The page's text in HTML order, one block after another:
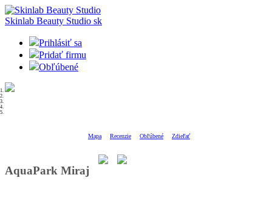
Skinlab Beauty Studio sk
Prihlásiť sa
Pridať firmu
Obľúbené
Mapa Recenzie Obľúbené Zdieľať
AquaPark Miraj